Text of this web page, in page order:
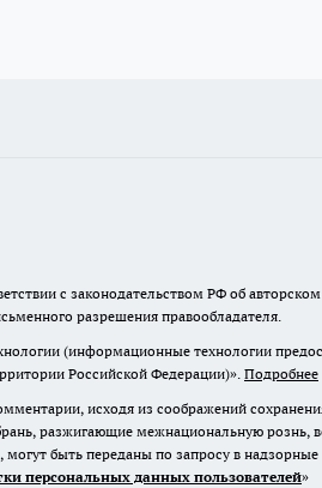
с законодательством РФ об
разрешения правообладателя.
(информационные технологии
Российской Федерации)». Подробнее
исходя из соображений
разжигающие межнациональную
быть переданы по запросу в
персональных данных пользователей»